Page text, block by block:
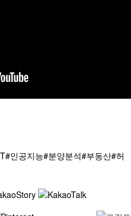
인공지능#분양분석#부동산#허